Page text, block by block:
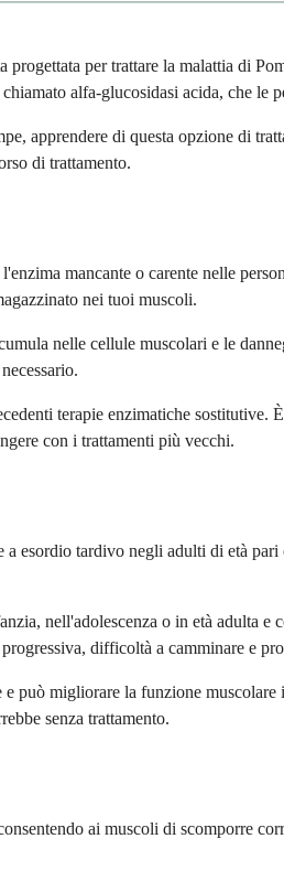
per trattare la malattia di
alfa-glucosidasi acida, che
apprendere di questa opzione di
di trattamento.
mancante o carente nelle
nei tuoi muscoli.
nelle cellule muscolari e le
terapie enzimatiche
con i trattamenti più vecchi.
esordio tardivo negli adulti di età
nell'adolescenza o in età adulta
difficoltà a camminare e
può migliorare la funzione
senza trattamento.
ai muscoli di scomporre